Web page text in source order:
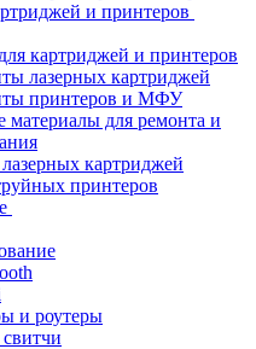
и принтеров
картриджей и принтеров
лазерных картриджей
принтеров и МФУ
материалы для ремонта и
картриджей
принтеров
и роутеры